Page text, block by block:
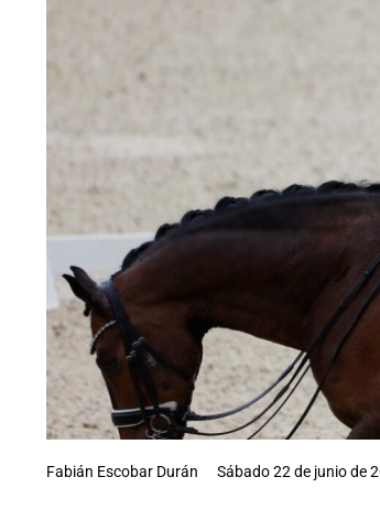
Fabián Escobar Durán Sábado 22 de junio de